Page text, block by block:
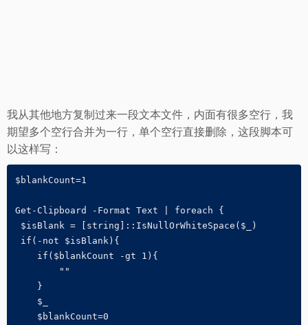
我从其他地方复制过来一段文本文件，内面有很多空行，我
期望多个空行合并为一行，单个空行直接删除，这段脚本可
以这样写：
$blankCount=1
Get-Clipboard -Format Text | foreach {
$isBlank = [string]::IsNullOrWhiteSpace($_)
if(-not $isBlank){
    if($blankCount -gt 1){
        ""
    }
    $_
    $blankCount=0